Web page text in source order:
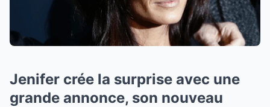
Jenifer crée la surprise avec une
grande annonce, son nouveau